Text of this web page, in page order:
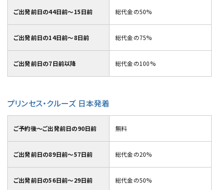
ご出発前日の44日前～15日前 総代金の50%
ご出発前日の14日前～8日前 総代金の75%
ご出発前日の7日前以降 総代金の100%
プリンセス・クルーズ 日本発着
ご予約後～ご出発前日の90日前 無料
ご出発前日の89日前～57日前 総代金の20%
ご出発前日の56日前～29日前 総代金の50%